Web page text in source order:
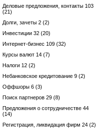
Деловые предложения, контакты 103
(21)
Долги, зачеты 2 (2)
Инвестиции 32 (20)
Интернет-бизнес 109 (32)
Курсы валют 14 (7)
Налоги 12 (2)
Небанковское кредитование 9 (2)
Оффшоры 6 (3)
Поиск партнеров 29 (8)
Предложения о сотрудничестве 44
(14)
Регистрация, ликвидация фирм 24 (2)